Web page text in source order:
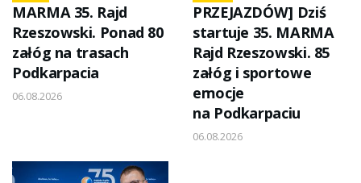
MARMA 35. Rajd
Rzeszowski. Ponad 80
załóg na trasach
Podkarpacia
06.08.2026
PRZEJAZDÓW] Dziś
startuje 35. MARMA
Rajd Rzeszowski. 85
załóg i sportowe
emocje
na Podkarpaciu
06.08.2026